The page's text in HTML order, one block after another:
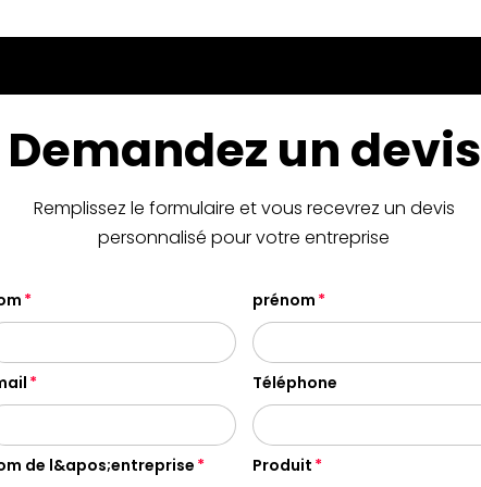
Demandez un devis
Remplissez le formulaire et vous recevrez un devis
personnalisé pour votre entreprise
prénom
Téléphone
de l&apos;entreprise Produit